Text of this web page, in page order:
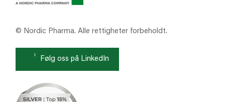
© Nordic Pharma. Alle rettigheter forbeholdt.
Følg oss på LinkedIn